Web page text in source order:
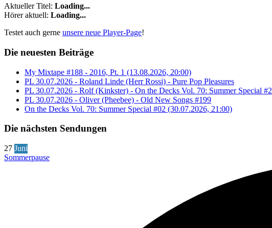
Aktueller Titel: Loading...
Hörer aktuell: Loading...
Testet auch gerne unsere neue Player-Page!
Die neuesten Beiträge
My Mixtape #188 - 2016, Pt. 1 (13.08.2026, 20:00)
PL 30.07.2026 - Roland Linde (Herr Rossi) - Pure Pop Pleasures
PL 30.07.2026 - Rolf (Kinkster) - On the Decks Vol. 70: Summer Special #2
PL 30.07.2026 - Oliver (Pheebee) - Old New Songs #199
On the Decks Vol. 70: Summer Special #02 (30.07.2026, 21:00)
Die nächsten Sendungen
27 Juni
Sommerpause